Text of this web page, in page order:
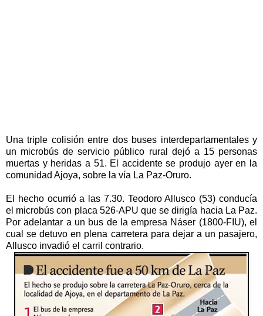
Una triple colisión entre dos buses interdepartamentales y
un microbús de servicio público rural dejó a 15 personas
muertas y heridas a 51. El accidente se produjo ayer en la
comunidad Ajoya, sobre la vía La Paz-Oruro.
El hecho ocurrió a las 7.30. Teodoro Allusco (53) conducía
el microbús con placa 526-APU que se dirigía hacia La Paz.
Por adelantar a un bus de la empresa Náser (1800-FIU), el
cual se detuvo en plena carretera para dejar a un pasajero,
Allusco invadió el carril contrario.